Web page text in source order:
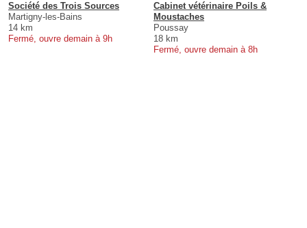
Société des Trois Sources
Martigny-les-Bains
14 km
Fermé, ouvre demain à 9h
Cabinet vétérinaire Poils &
Moustaches
Poussay
18 km
Fermé, ouvre demain à 8h